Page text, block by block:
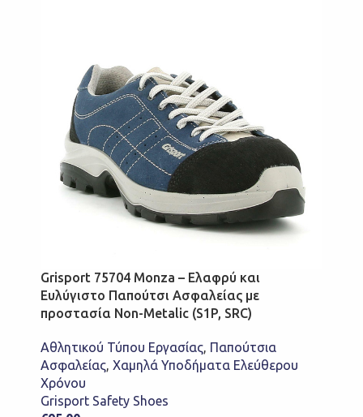
Grisport 75704 Monza – Ελαφρύ και
Ευλύγιστο Παπούτσι Ασφαλείας με
προστασία Non-Metalic (S1P, SRC)
Αθλητικού Τύπου Εργασίας, Παπούτσια
Ασφαλείας, Χαμηλά Υποδήματα Ελεύθερου
Χρόνου
Grisport Safety Shoes